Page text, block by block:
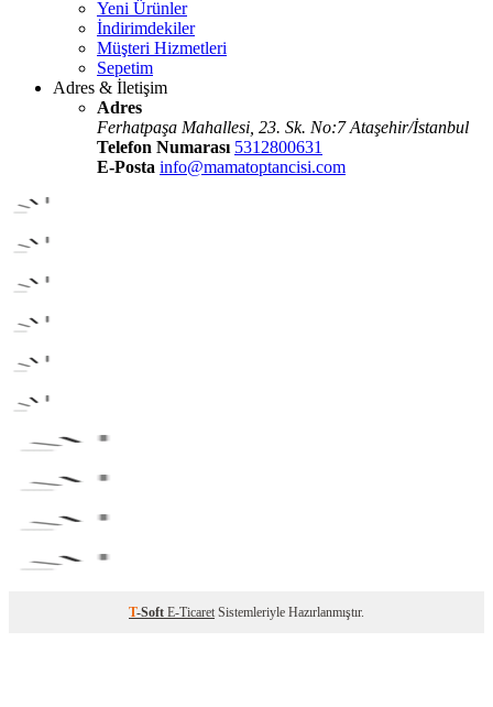
Yeni Ürünler
İndirimdekiler
Müşteri Hizmetleri
Sepetim
Adres & İletişim
Adres
Ferhatpaşa Mahallesi, 23. Sk. No:7 Ataşehir/İstanbul
Telefon Numarası 5312800631
E-Posta info@mamatoptancisi.com
T-Soft E-Ticaret Sistemleriyle Hazırlanmıştır.